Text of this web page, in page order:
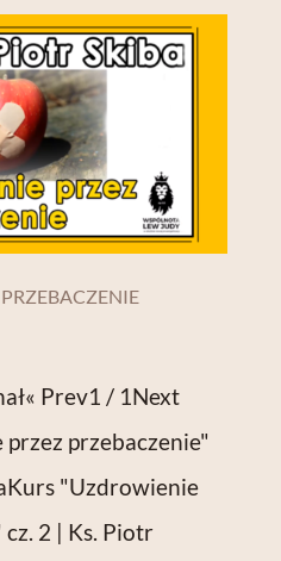
Prev1 / 1Next
przebaczenie"
"Uzdrowienie
2 | Ks. Piotr